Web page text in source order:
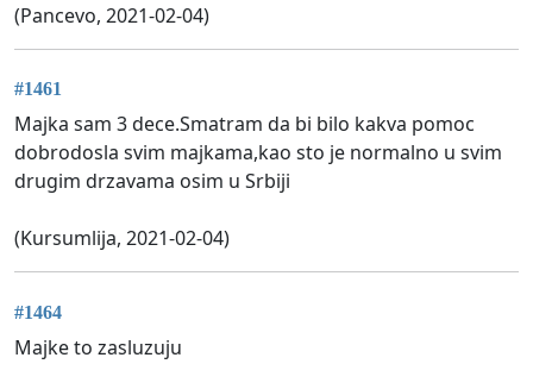
(Pancevo, 2021-02-04)
#1461
Majka sam 3 dece.Smatram da bi bilo kakva pomoc
dobrodosla svim majkama,kao sto je normalno u svim
drugim drzavama osim u Srbiji
(Kursumlija, 2021-02-04)
#1464
Majke to zasluzuju